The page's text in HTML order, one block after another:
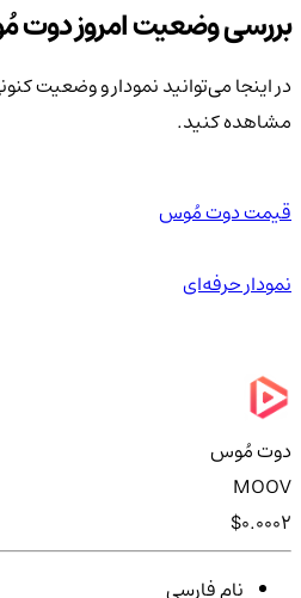
بررسی وضعیت امروز دوت
در اینجا می‌توانید نمودار و وضعیت
مشاهده کنید.
قیمت دوت مُوس
نمودار حرفه‌ای
دوت مُوس
MOOV
$0.0002
نام فارسی